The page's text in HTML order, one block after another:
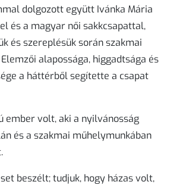
dolgozott együtt Ivánka Mária
és a magyar női sakkcsapattal,
és szereplésük során szakmai
alapossága, higgadtsága és
a háttérből segítette a csapat
ember volt, aki a nyilvánosság
és a szakmai műhelymunkában
beszélt; tudjuk, hogy házas volt,